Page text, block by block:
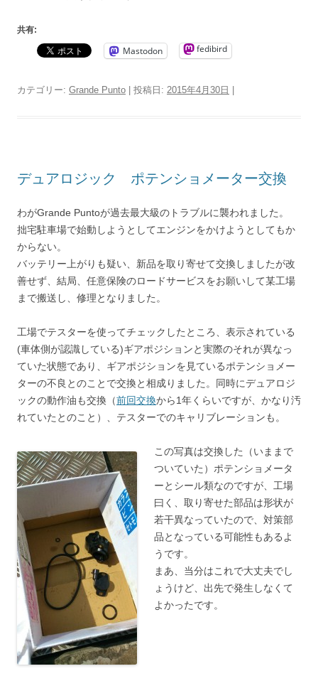
共有:
Mastodon fedibird
カテゴリー: Grande Punto | 投稿日: 2015年4月30日 |
デュアロジック ポテンショメーター交換
わがGrande Puntoが過去最大級のトラブルに襲われました。
拙宅駐車場で始動しようとしてエンジンをかけようとしてもか
からない。
バッテリー上がりも疑い、新品を取り寄せて交換しましたが改
善せず、結局、任意保険のロードサービスをお願いして某工場
まで搬送し、修理となりました。
工場でテスターを使ってチェックしたところ、表示されている
(車体側が認識している)ギアポジションと実際のそれが異なっ
ていた状態であり、ギアポジションを見ているポテンショメー
ターの不良とのことで交換と相成りました。同時にデュアロジ
ックの動作油も交換（前回交換から1年くらいですが、かなり汚
れていたとのこと）、テスターでのキャリブレーションも。
この写真は交換した（いままで
ついていた）ポテンショメータ
ーとシール類なのですが、工場
曰く、取り寄せた部品は形状が
若干異なっていたので、対策部
品となっている可能性もあるよ
うです。
まあ、当分はこれで大丈夫でし
ょうけど、出先で発生しなくて
よかったです。